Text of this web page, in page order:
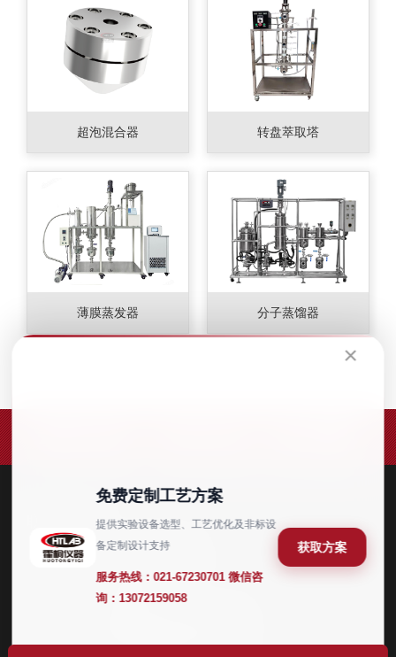
超泡混合器 转盘萃取塔
薄膜蒸发器 分子蒸馏器
售前电话：
4008351617
×
免费定制工艺方案
提供实验设备选型、工艺优化及非标设
备定制设计支持
服务热线：021-67230701 微信咨
询： 13072159058
获取方案